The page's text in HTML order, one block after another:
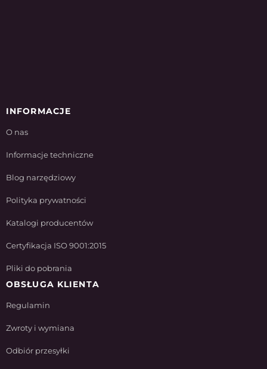
INFORMACJE
O nas
Informacje techniczne
Blog narzędziowy
Polityka prywatności
Katalogi producentów
Certyfikacja ISO 9001:2015
Pliki do pobrania
OBSŁUGA KLIENTA
Regulamin
Zwroty i wymiana
Odbiór przesyłki